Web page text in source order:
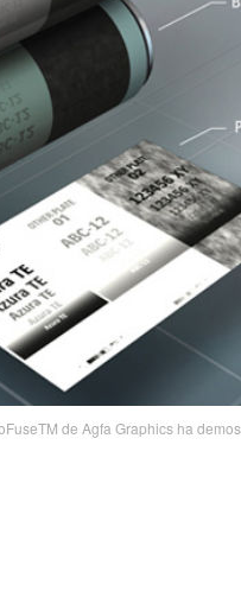
de Agfa Graphics ha